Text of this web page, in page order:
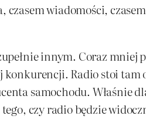
czasem wiadomości,
innym. Coraz
konkurencji. Radio stoi
samochodu. Właśnie
czy radio będzie